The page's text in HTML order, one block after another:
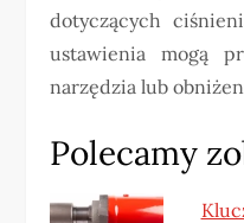
dotyczących
ustawienia mogą
narzędzia lub
Polecamy